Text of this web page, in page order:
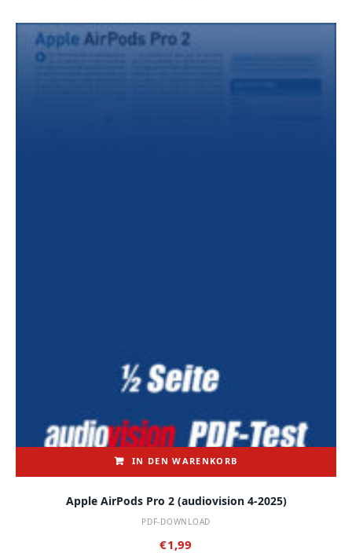
IN DEN WARENKORB
Apple AirPods Pro 2 (audiovision 4-2025)
PDF-DOWNLOAD
€1,99